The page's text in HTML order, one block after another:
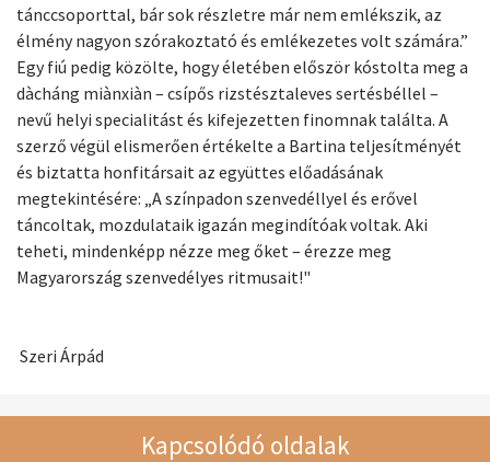
tánccsoporttal, bár sok részletre már nem emlékszik, az
élmény nagyon szórakoztató és emlékezetes volt számára.”
Egy fiú pedig közölte, hogy életében először kóstolta meg a
dàcháng miànxiàn – csípős rizstésztaleves sertésbéllel –
nevű helyi specialitást és kifejezetten finomnak találta. A
szerző végül elismerően értékelte a Bartina teljesítményét
és biztatta honfitársait az együttes előadásának
megtekintésére: „A színpadon szenvedéllyel és erővel
táncoltak, mozdulataik igazán megindítóak voltak. Aki
teheti, mindenképp nézze meg őket – érezze meg
Magyarország szenvedélyes ritmusait!"
Szeri Árpád
Kapcsolódó oldalak